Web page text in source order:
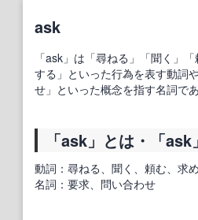
ask
「ask」は「尋ねる」「聞く」
する」といった行為を表す動詞
せ」といった概念を指す名詞であ
「ask」とは・「
動詞：尋ねる、聞く、頼む、求
名詞：要求、問い合わせ